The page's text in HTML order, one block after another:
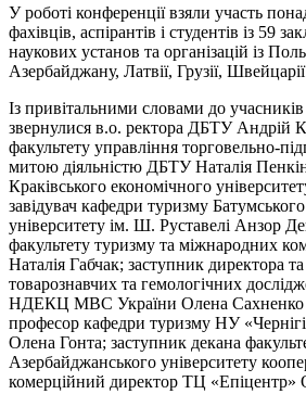
У роботі конференції взяли участь
фахівців, аспірантів і студентів із 59
наукових установ та організацій із
Азербайджану, Латвії, Грузії,
Із привітальними словами до
звернулися в.о. ректора ДБТУ Андрій
факультету управління торговельно-
митою діяльністю ДБТУ Наталія
Краківського економічного
завідувач кафедри туризму
університету ім. Ш. Руставелі Анзор
факультету туризму та міжнародних
Наталія Габчак; заступник директора та
товарознавчих та гемологічних
НДЕКЦ МВС України Олена Сахненко
професор кафедри туризму НУ
Олена Гонта; заступник декана
Азербайджанського університету
комерційний директор ТЦ «Епіцентр»